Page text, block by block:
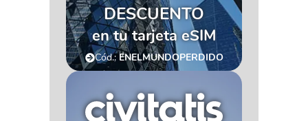
DESCUENTO
en tu tarjeta eSIM
Cód.:ENELMUNDOPERDIDO